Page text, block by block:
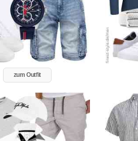
zum Outfit